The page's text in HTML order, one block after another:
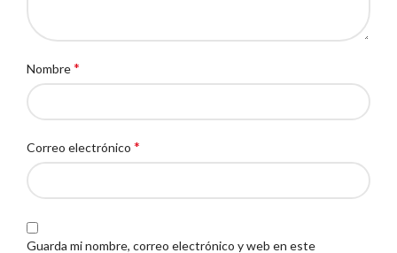
Nombre*
Correo electrónico *
Guarda mi nombre, correo electrónico y web en este